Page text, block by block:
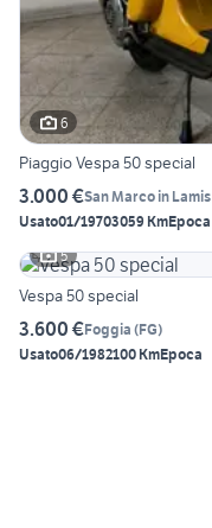
6
Piaggio Vespa 50 special
3.000 €San Marco in Lamis
Usato01/19703059 KmEpoca
5
Vespa 50 special
3.600 €Foggia (FG)
Usato06/1982100 KmEpoca